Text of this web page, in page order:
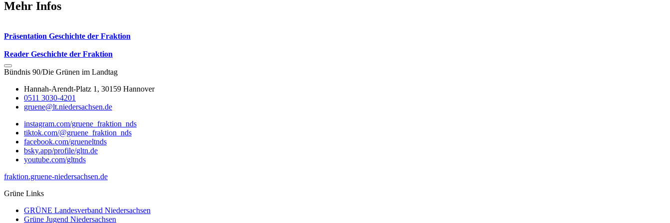
Mehr Infos
Präsentation Geschichte der Fraktion
Reader Geschichte der Fraktion
Bündnis 90/Die Grünen im Landtag
Hannah-Arendt-Platz 1, 30159 Hannover
0511 3030-4201
gruene@lt.niedersachsen.de
instagram.com/gruene_fraktion_nds
tiktok.com/@gruene_fraktion_nds
facebook.com/grueneltnds
bsky.app/profile/gltn.de
youtube.com/gltnds
fraktion.gruene-niedersachsen.de
Grüne Links
GRÜNE Landesverband Niedersachsen
Grüne Jugend Niedersachsen